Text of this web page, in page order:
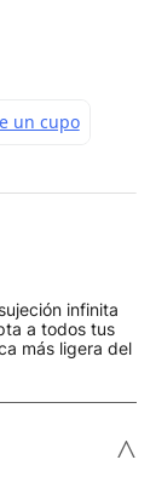
infinita
a todos tus
más ligera del
˄